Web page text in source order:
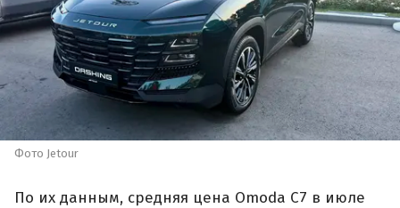
Фото Jetour
По их данным, средняя цена Omoda C7 в июле